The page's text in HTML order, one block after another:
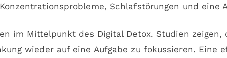
Schlafstörungen und
im Mittelpunkt des Digital Detox. Studien
wieder auf eine Aufgabe zu fokussieren. Eine